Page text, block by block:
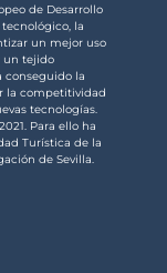
de Desarrollo
la
un mejor uso
un tejido
conseguido la
la competitividad
tecnologías.
Para ello ha
Turística de la
de Sevilla.